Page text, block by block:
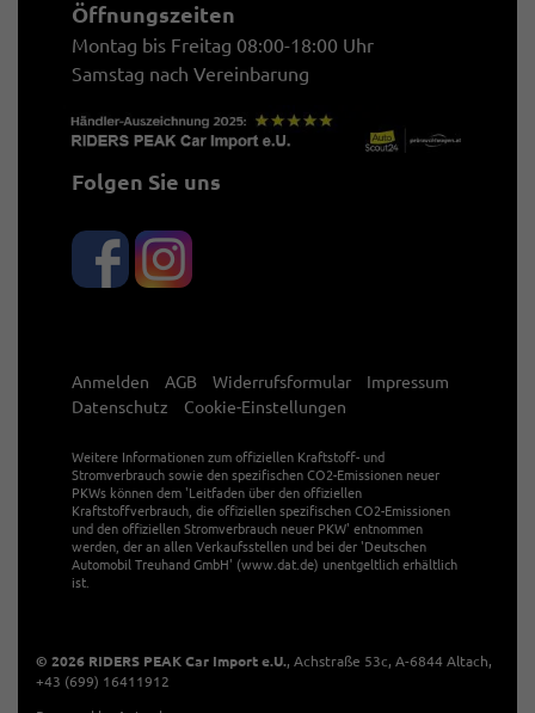
Öffnungszeiten
Montag bis Freitag 08:00-18:00 Uhr
Samstag nach Vereinbarung
Folgen Sie uns
Anmelden AGB Widerrufsformular
Impressum
Datenschutz
Cookie-Einstellungen
Weitere Informationen zum offiziellen Kraftstoff- und
Stromverbrauch sowie den spezifischen CO2-Emissionen neuer
PKWs können dem 'Leitfaden über den offiziellen
Kraftstoffverbrauch, die offiziellen spezifischen CO2-Emissionen
und den offiziellen Stromverbrauch neuer PKW' entnommen
werden, der an allen Verkaufsstellen und bei der 'Deutschen
Automobil Treuhand GmbH' (www.dat.de) unentgeltlich erhältlich
ist.
© 2026 RIDERS PEAK Car Import e.U., Achstraße 53c, A-6844 Altach,
+43 (699) 16411912